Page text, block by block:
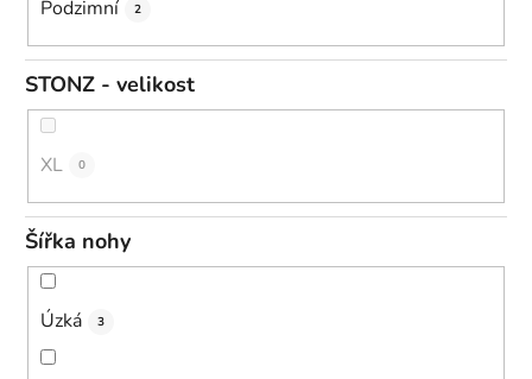
Podzimní 2
STONZ - velikost
XL 0
Šířka nohy
Úzká 3